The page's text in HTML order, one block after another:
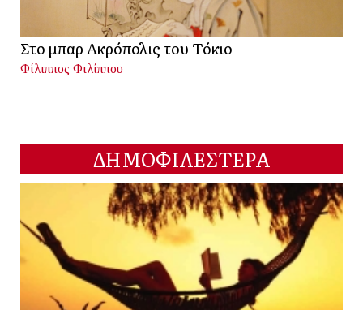
Στο μπαρ Ακρόπολις του Τόκιο
Φίλιππος Φιλίππου
ΔΗΜΟΦΙΛΕΣΤΕΡΑ